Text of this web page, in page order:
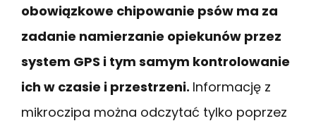
obowiązkowe chipowanie psów ma za
zadanie namierzanie opiekunów przez
system GPS i tym samym kontrolowanie
ich w czasie i przestrzeni. Informację z
mikroczipa można odczytać tylko poprzez